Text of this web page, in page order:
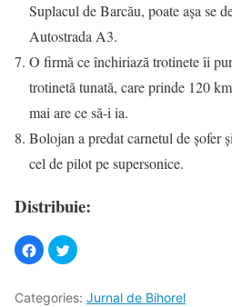
Suplacul de Barcău, poate așa se
Autostrada A3.
O firmă ce închiriază trotinete îi
trotinetă tunată, care prinde 120
mai are ce să-i ia.
Bolojan a predat carnetul de șofer
cel de pilot pe supersonice.
Distribuie:
Categories: Jurnal de Bihorel